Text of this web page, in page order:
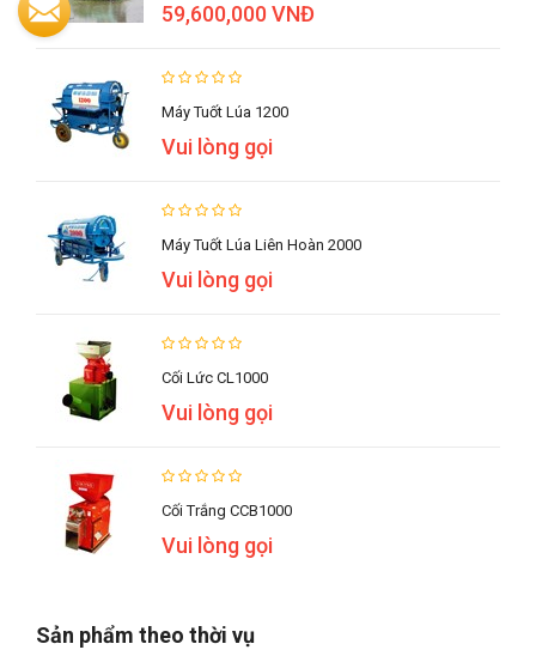
59,600,000 VNĐ
Máy Tuốt Lúa 1200
Vui lòng gọi
Máy Tuốt Lúa Liên Hoàn 2000
Vui lòng gọi
Cối Lức CL1000
Vui lòng gọi
Cối Trắng CCB1000
Vui lòng gọi
Sản phẩm theo thời vụ